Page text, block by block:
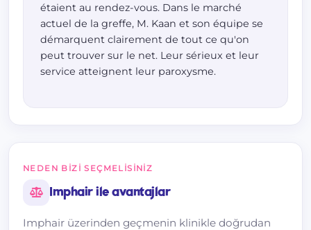
étaient au rendez-vous. Dans le marché
actuel de la greffe, M. Kaan et son équipe se
démarquent clairement de tout ce qu'on
peut trouver sur le net. Leur sérieux et leur
service atteignent leur paroxysme.
NEDEN BIZI SEÇMELISINIZ
Imphair ile avantajlar
Imphair üzerinden geçmenin klinikle doğrudan